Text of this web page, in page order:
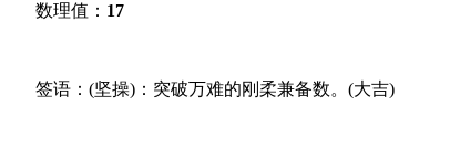
数理值： 17
签语：(坚操)：突破万难的刚柔兼备数。(大吉)